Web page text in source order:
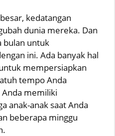
kedatangan
dunia mereka. Dan
bulan untuk
ini. Ada banyak hal
mempersiapkan
tempo Anda
memiliki
anak-anak saat Anda
beberapa minggu